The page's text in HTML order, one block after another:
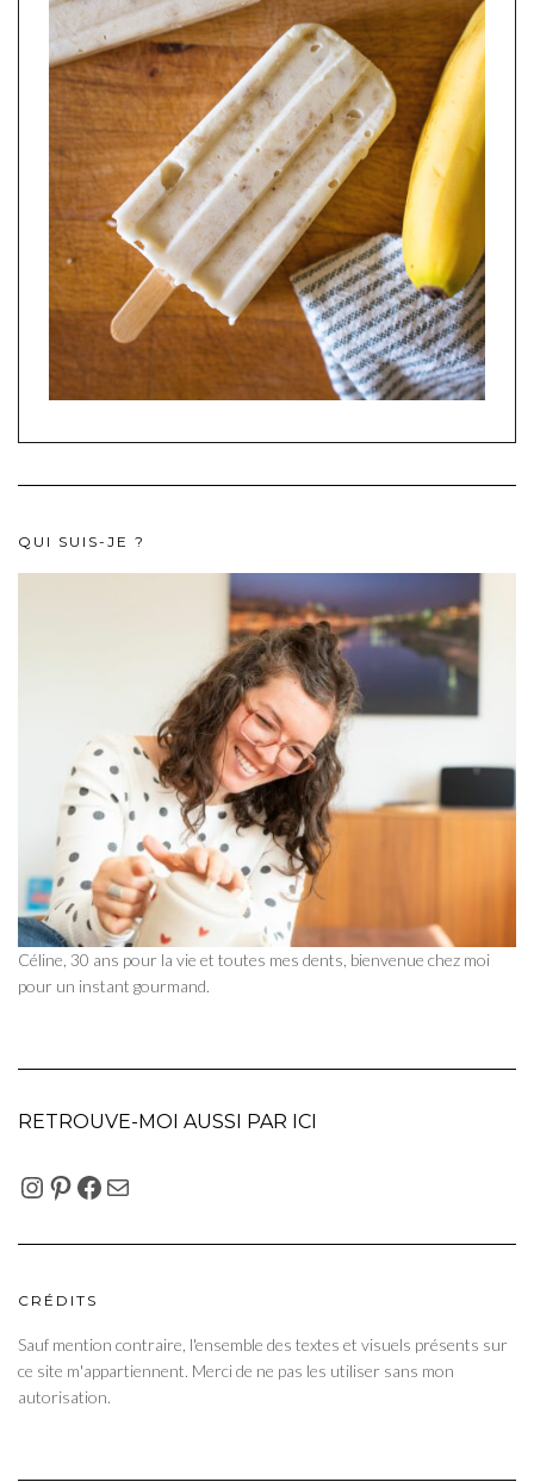
QUI SUIS-JE ?
Céline, 30 ans pour la vie et toutes mes dents, bienvenue chez moi
pour un instant gourmand.
RETROUVE-MOI AUSSI PAR ICI
INSTAGRAM
PINTEREST
FACEBOOK
E-MAIL
CRÉDITS
Sauf mention contraire, l'ensemble des textes et visuels présents sur
ce site m'appartiennent. Merci de ne pas les utiliser sans mon
autorisation.